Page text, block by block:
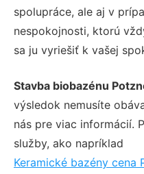
spolupráce, ale aj v
nespokojnosti, ktorú
sa ju vyriešiť k vašej
Stavba biobazénu
výsledok nemusíte
nás pre viac informácií.
služby, ako napríklad
Keramické bazény cena